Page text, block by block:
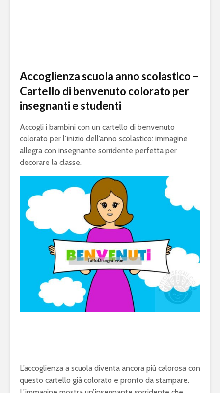
Accoglienza scuola anno scolastico –
Cartello di benvenuto colorato per
insegnanti e studenti
Accogli i bambini con un cartello di benvenuto
colorato per l’inizio dell’anno scolastico: immagine
allegra con insegnante sorridente perfetta per
decorare la classe.
L’accoglienza a scuola diventa ancora più calorosa con
questo cartello già colorato e pronto da stampare.